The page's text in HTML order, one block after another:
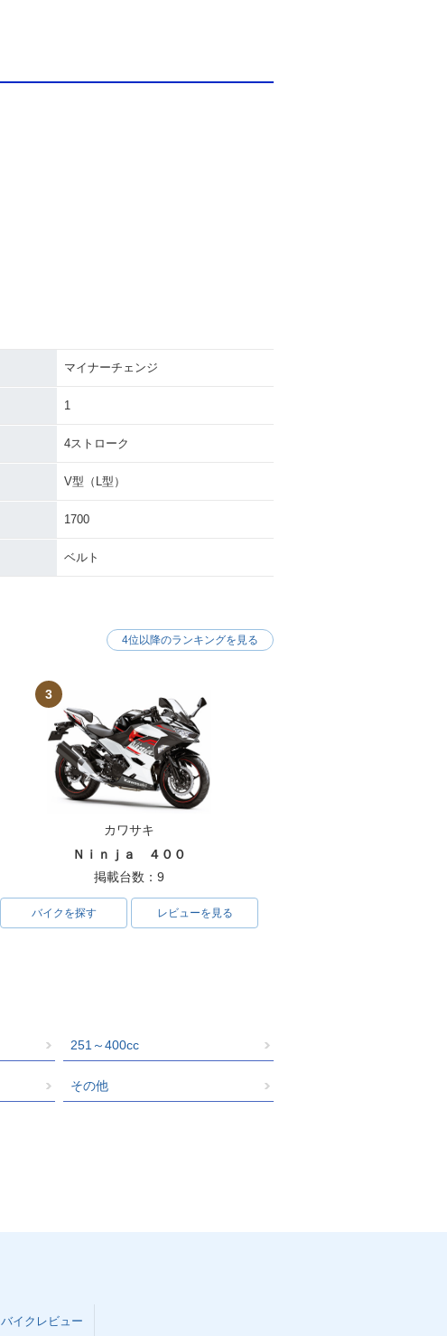
マイナーチェンジ
1
4ストローク
V型（L型）
1700
ベルト
3
カワサキ
Ｎｉｎｊａ ４００
掲載台数：9
バイクを探す レビューを見る
4位以降のランキングを見る
251～400cc
その他
バイクレビュー